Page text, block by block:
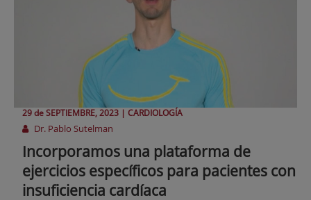
29 deSEPTIEMBRE, 2023 | CARDIOLOGÍA
Dr. Pablo Sutelman
Incorporamos una plataforma de
ejercicios específicos para pacientes con
insuficiencia cardíaca